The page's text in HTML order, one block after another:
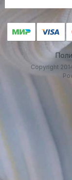
Copyright